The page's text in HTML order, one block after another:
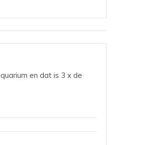
en dat is 3 x de